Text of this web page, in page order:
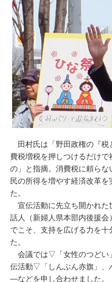
田村氏は「野田政権の『税
費税増税を押しつけるだけ
の」と指摘。消費税に頼ら
民の所得を増やす経済改革
た。
宣伝活動に先立ち開かれた
話人（新婦人県本部内後援
でこそ、支持を広げる力を
た。
会議では▽「女性のつどい
伝活動▽「しんぶん赤旗」、
―などを申し合わせました